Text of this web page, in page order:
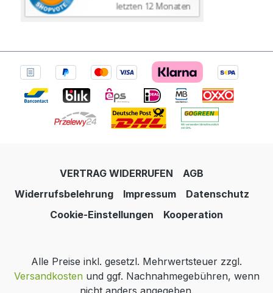
VERTRAG WIDERRUFEN
AGB
Widerrufsbelehrung
Impressum
Datenschutz
Cookie-Einstellungen
Kooperation
Alle Preise inkl. gesetzl. Mehrwertsteuer zzgl.
Versandkostenund ggf. Nachnahmegebühren, wenn